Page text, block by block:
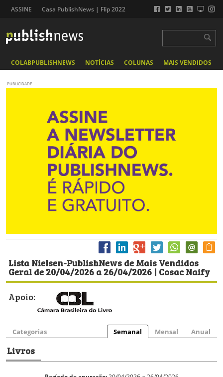
ASSINE Casa PublishNews | Flip 2022
COLABPUBLISHNEWS NOTÍCIAS COLUNAS MAIS VENDIDOS
PUBLICIDADE
Lista Nielsen-PublishNews de Mais Vendidos
Geral de 20/04/2026 a 26/04/2026 | Cosac Naify
Apoio:
Categorias Semanal Mensal Anual
Livros